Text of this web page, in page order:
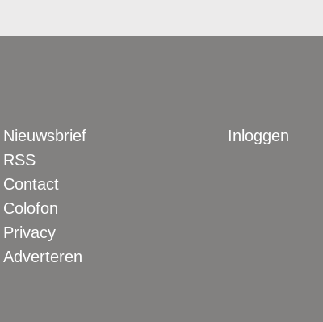
Nieuwsbrief
RSS
Contact
Colofon
Privacy
Adverteren
Inloggen